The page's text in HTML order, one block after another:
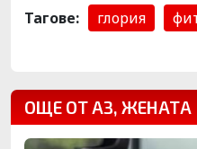
Тагове: глория
ОЩЕ ОТ АЗ, ЖЕНАТА